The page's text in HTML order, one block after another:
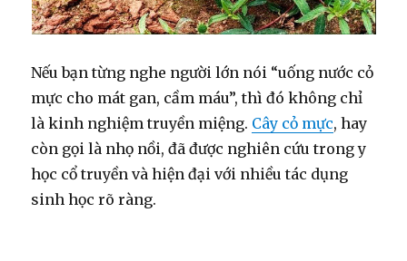
Nếu bạn từng nghe người lớn nói “uống nước cỏ
mực cho mát gan, cầm máu”, thì đó không chỉ
là kinh nghiệm truyền miệng. Cây cỏ mực, hay
còn gọi là nhọ nồi, đã được nghiên cứu trong y
học cổ truyền và hiện đại với nhiều tác dụng
sinh học rõ ràng.